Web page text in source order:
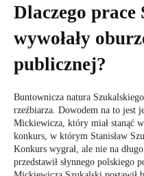
Dlaczego prace
wywołały
publicznej?
Buntownicza natura
rzeźbiarza. Dowodem na to jest
Mickiewicza, który miał stanąć
konkurs, w którym Stanisław
Konkurs wygrał, ale nie na
przedstawił słynnego polskiego